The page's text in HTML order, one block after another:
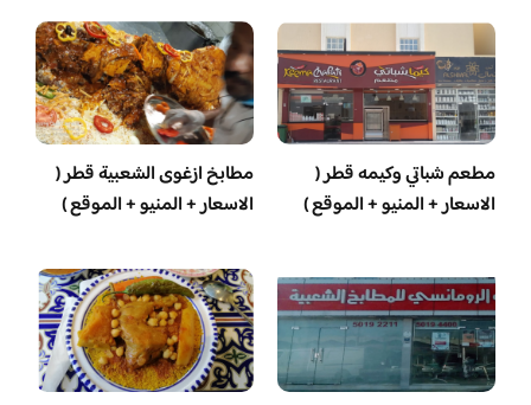
مطعم شباتي وكيمه قطر (
الاسعار + المنيو + الموقع )
مطابخ ازغوى الشعبية قطر (
الاسعار + المنيو + الموقع )